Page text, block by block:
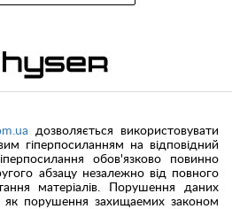
дозволяється використовувати
гіперпосиланням на відповідний
обов'язково повинно
абзацу незалежно від повного
матеріалів. Порушення даних
як порушення захищаемих законом